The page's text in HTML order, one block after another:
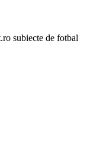
subiecte de fotbal